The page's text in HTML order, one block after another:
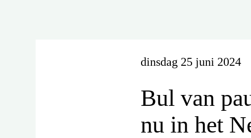
dinsdag 25 juni 2024
Bul van
nu in het